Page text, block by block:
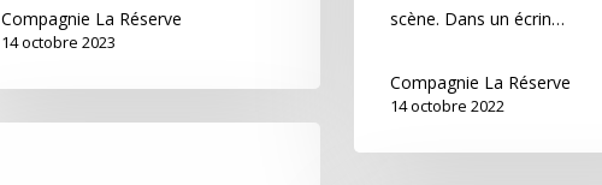
Compagnie La Réserve
14 octobre 2023
scène. Dans un écrin…
Compagnie La Réserve
14 octobre 2022